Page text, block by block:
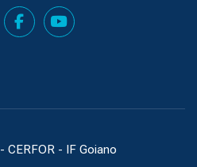
- CERFOR - IF Goiano